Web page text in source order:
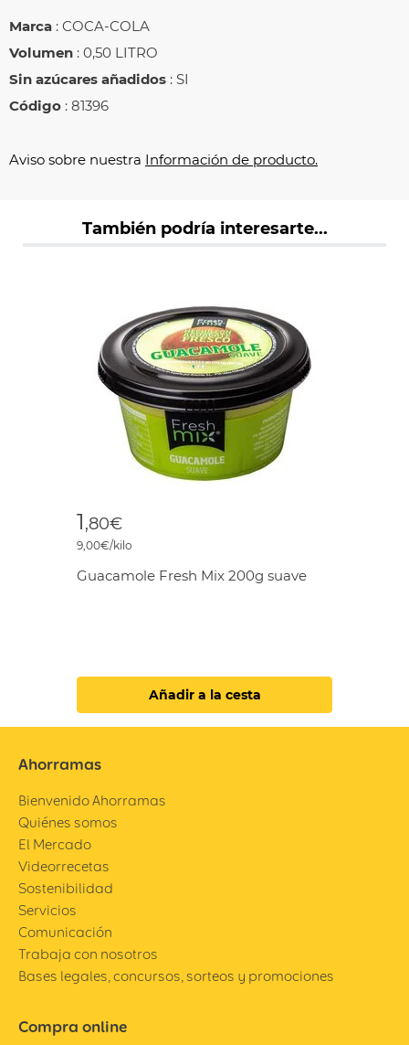
Marca : COCA-COLA
Volumen : 0,50 LITRO
Sin azúcares añadidos : SI
Código : 81396
Aviso sobre nuestra Información de producto.
También podría interesarte...
1,80€
9,00€/kilo
Guacamole Fresh Mix 200g suave
Añadir a la cesta
Ahorramas
Bienvenido Ahorramas
Quiénes somos
El Mercado
Videorrecetas
Sostenibilidad
Servicios
Comunicación
Trabaja con nosotros
Bases legales, concursos, sorteos y promociones
Compra online